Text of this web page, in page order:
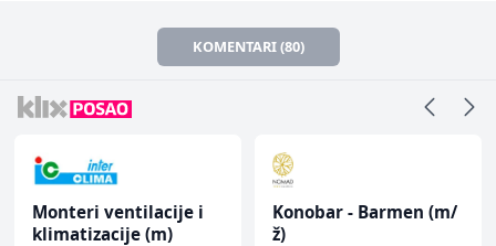
KOMENTARI (80)
Monteri ventilacije i
klimatizacije (m)
Konobar - Barmen (m/
ž)